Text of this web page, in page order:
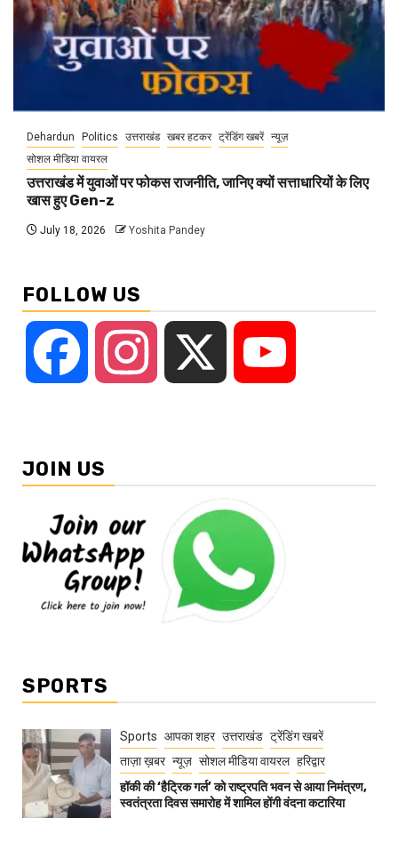
Dehardun Politics उत्तराखंड खबर हटकर ट्रेंडिंग खबरें न्यूज़
सोशल मीडिया वायरल
उत्तराखंड में युवाओं पर फोकस राजनीति, जानिए क्यों सत्ताधारियों के लिए
खास हुए Gen-z
July 18, 2026 Yoshita Pandey
FOLLOW US
Facebook Instagram
JOIN US
SPORTS
Sports आपका शहर उत्तराखंड ट्रेंडिंग खबरें
ताज़ा ख़बर न्यूज़ सोशल मीडिया वायरल हरिद्वार
हॉकी की ‘हैट्रिक गर्ल’ को राष्ट्रपति भवन से आया निमंत्रण,
स्वतंत्रता दिवस समारोह में शामिल होंगी वंदना कटारिया